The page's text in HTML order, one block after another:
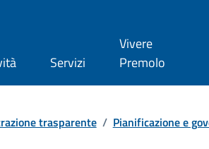
Servizi
Vivere
Premolo
trasparente / Pianificazione e